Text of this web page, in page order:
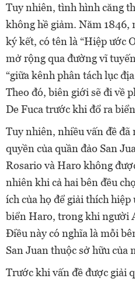
Tuy nhiên, tình hình căng
không hề giảm. Năm 1846,
ký kết, có tên là “Hiệp ước
mở rộng qua đường vĩ
“giữa kênh phân tách lục
Theo đó, biên giới sẽ đi về
De Fuca trước khi đổ ra
Tuy nhiên, nhiều vấn đề đã
quyền của quần đảo San
Rosario và Haro không
nhiên khi cả hai bên đều
ích của họ để giải thích
biển Haro, trong khi người
Điều này có nghĩa là mỗi
San Juan thuộc sở hữu của
Trước khi vấn đề được giải